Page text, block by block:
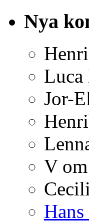
Nya
Luca
Jor-
Vom